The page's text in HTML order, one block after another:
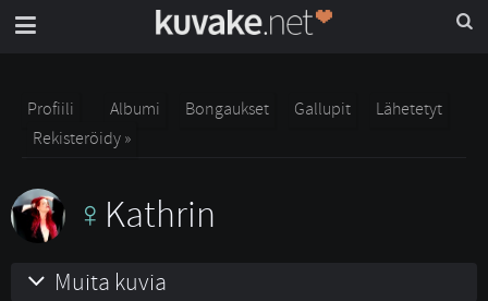
Profiili Albumi Bongaukset Gallupit
Lähetetyt
Rekisteröidy »
Kathrin
Muita kuvia